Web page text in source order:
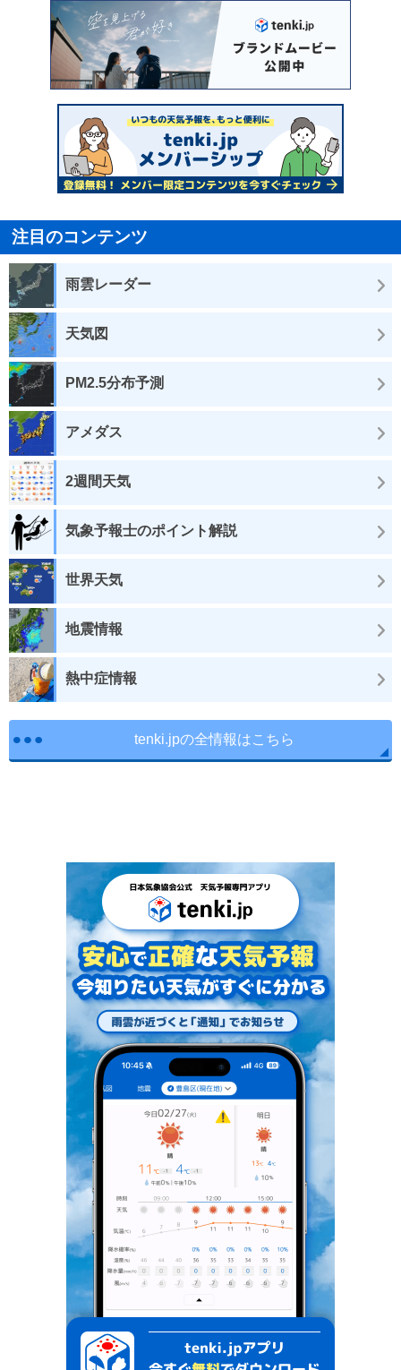
注目のコンテンツ
雨雲レーダー
天気図
PM2.5分布予測
アメダス
2週間天気
気象予報士のポイント解説
世界天気
地震情報
熱中症情報
tenki.jpの全情報はこちら